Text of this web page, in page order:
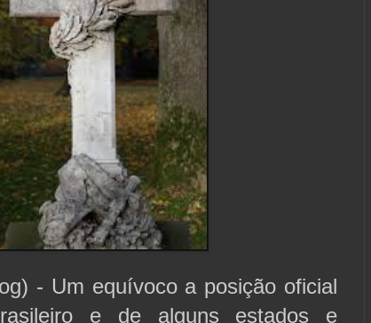
- Um equívoco a posição oficial
e de alguns estados e